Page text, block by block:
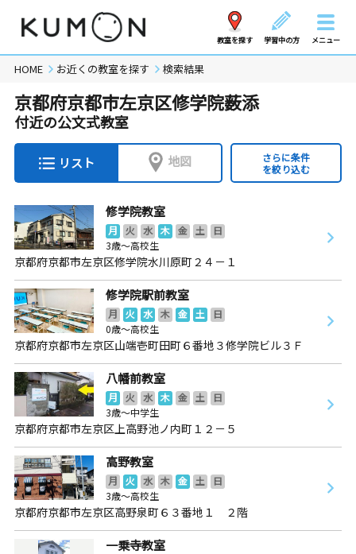
教室を探す 学習中の方 メニュー
HOME お近くの教室を探す 検索結果
京都府京都市左京区修学院薮添
付近の公文式教室
リスト 地図
さらに条件
を絞り込む
修学院教室
月 火 水 木 金 土
日
3歳～高校生
京都府京都市左京区修学院水川原町２４－１
修学院駅前教室
月 火 水 木 金 土
日
0歳～高校生
京都府京都市左京区山端壱町田町６番地３修学院ビル３Ｆ
八幡前教室
月 火 水 木 金 土
日
3歳～中学生
京都府京都市左京区上高野池ノ内町１２－５
高野教室
月 火 水 木 金 土
日
3歳～高校生
京都府京都市左京区高野泉町６３番地１ ２階
一乗寺教室